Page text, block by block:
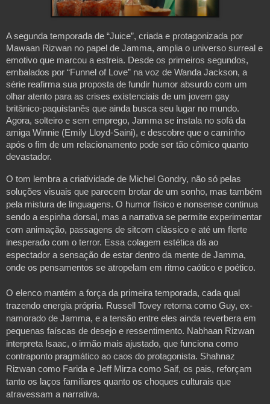
A segunda temporada de “Juice”, criada e protagonizada por
Mawaan Rizwan no papel de Jamma, amplia o universo surreal e
emotivo que marcou a estreia. Desde os primeiros segundos,
embalados por “Funnel of Love” na voz de Wanda Jackson, a
série reafirma sua proposta de fundir humor absurdo com um
olhar atento para as crises existenciais de um jovem gay
britânico-paquistanês que ainda busca seu lugar no mundo.
Agora, solteiro e sem emprego, Jamma se instala no sofá da
amiga Winnie (Emily Lloyd-Saini), e descobre que o caminho
após o fim de um relacionamento pode ser tão cômico quanto
devastador.
O tom lembra a criatividade de Michel Gondry, não só pelas
soluções visuais que parecem brotar de um sonho, mas também
pela mistura de linguagens. O humor físico e nonsense continua
sendo a espinha dorsal, mas a narrativa se permite experimentar
com animação, passagens de sitcom clássico e até um flerte
inesperado com o terror. Essa colagem estética dá ao
espectador a sensação de estar dentro da mente de Jamma,
onde os pensamentos se atropelam em ritmo caótico e poético.
O elenco mantém a força da primeira temporada, cada qual
trazendo energia própria. Russell Tovey retorna como Guy, ex-
namorado de Jamma, e a tensão entre eles ainda reverbera em
pequenas faíscas de desejo e ressentimento. Nabhaan Rizwan
interpreta Isaac, o irmão mais ajustado, que funciona como
contraponto pragmático ao caos do protagonista. Shahnaz
Rizwan como Farida e Jeff Mirza como Saif, os pais, reforçam
tanto os laços familiares quanto os choques culturais que
atravessam a narrativa.